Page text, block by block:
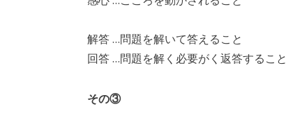
解答 …問題を解いて答えること
回答 …問題を解く必要がく返答すること
その③